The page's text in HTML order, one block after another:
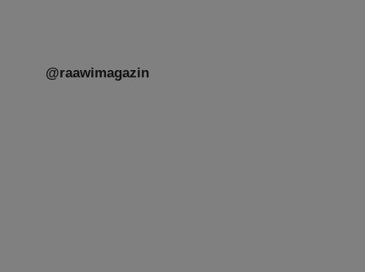
@raawimagazin